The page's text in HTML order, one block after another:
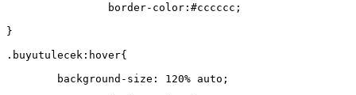
		border-color:#cccccc;
}
.buyutulecek:hover{
        background-size: 120% auto;